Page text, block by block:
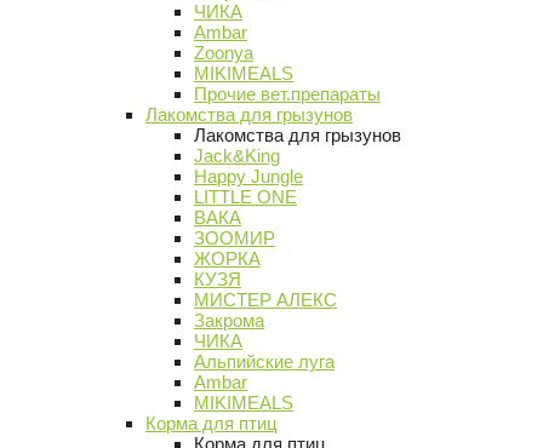
ЧИКА
Ambar
Zoonya
MIKIMEALS
Прочие вет.препараты
Лакомства для грызунов
Лакомства для грызунов
Jack&King
Happy Jungle
LITTLE ONE
ВАКА
ЗООМИР
ЖОРКА
КУЗЯ
МИСТЕР АЛЕКС
Закрома
ЧИКА
Альпийские луга
Ambar
MIKIMEALS
Корма для птиц
Корма для птиц